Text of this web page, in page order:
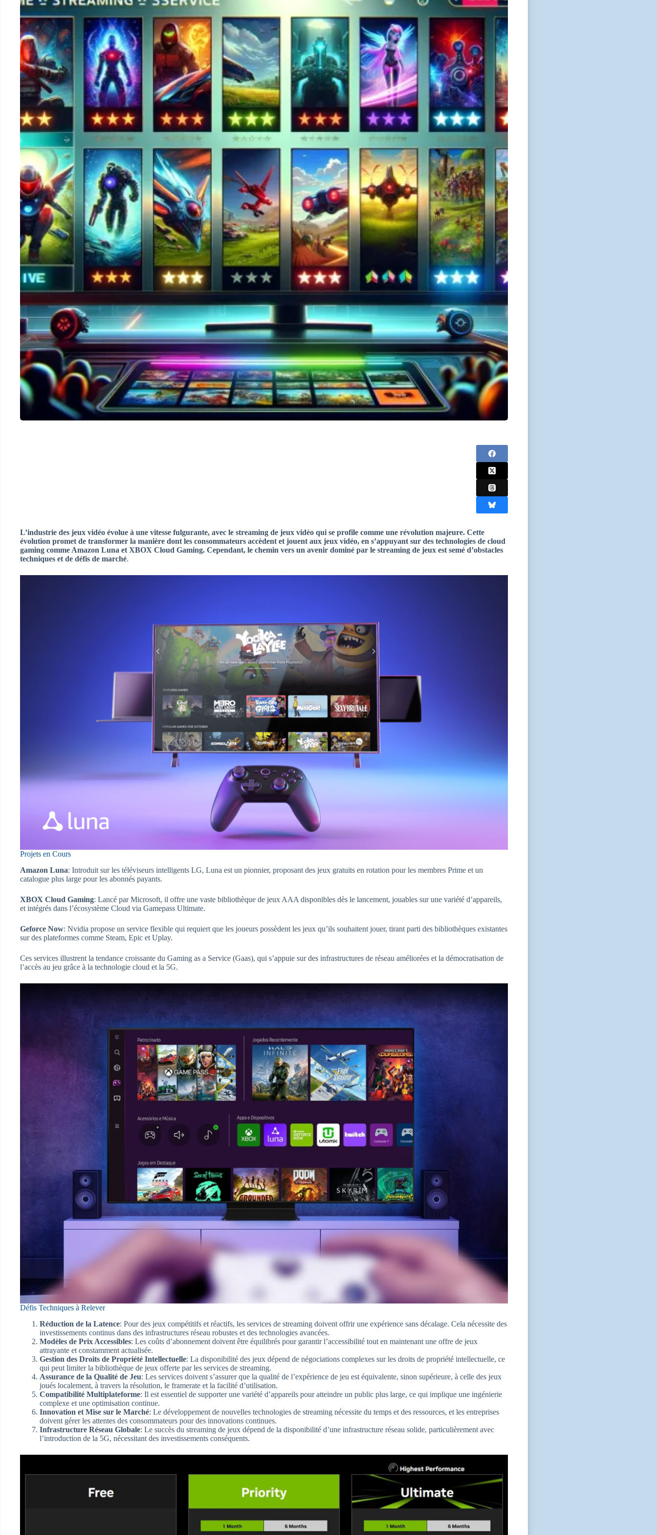
L’industrie des jeux vidéo évolue à une vitesse fulgurante, avec le streaming de jeux vidéo qui se profile comme une révolution majeure. Cette
évolution promet de transformer la manière dont les consommateurs accèdent et jouent aux jeux vidéo, en s’appuyant sur des technologies de cloud
gaming comme Amazon Luna et XBOX Cloud Gaming. Cependant, le chemin vers un avenir dominé par le streaming de jeux est semé d’obstacles
techniques et de défis de marché.
Projets en Cours
Amazon Luna: Introduit sur les téléviseurs intelligents LG, Luna est un pionnier, proposant des jeux gratuits en rotation pour les membres Prime et un
catalogue plus large pour les abonnés payants​.
XBOX Cloud Gaming: Lancé par Microsoft, il offre une vaste bibliothèque de jeux AAA disponibles dès le lancement, jouables sur une variété d’appareils,
et intégrés dans l’écosystème Cloud via Gamepass Ultimate​​.
Geforce Now: Nvidia propose un service flexible qui requiert que les joueurs possèdent les jeux qu’ils souhaitent jouer, tirant parti des bibliothèques existantes
sur des plateformes comme Steam, Epic et Uplay​​.
Ces services illustrent la tendance croissante du Gaming as a Service (Gaas), qui s’appuie sur des infrastructures de réseau améliorées et la démocratisation de
l’accès au jeu grâce à la technologie cloud et la 5G​​.
Défis Techniques à Relever
Réduction de la Latence: Pour des jeux compétitifs et réactifs, les services de streaming doivent offrir une expérience sans décalage. Cela nécessite des
investissements continus dans des infrastructures réseau robustes et des technologies avancées.
Modèles de Prix Accessibles: Les coûts d’abonnement doivent être équilibrés pour garantir l’accessibilité tout en maintenant une offre de jeux
attrayante et constamment actualisée.
Gestion des Droits de Propriété Intellectuelle: La disponibilité des jeux dépend de négociations complexes sur les droits de propriété intellectuelle, ce
qui peut limiter la bibliothèque de jeux offerte par les services de streaming.
Assurance de la Qualité de Jeu: Les services doivent s’assurer que la qualité de l’expérience de jeu est équivalente, sinon supérieure, à celle des jeux
joués localement, à travers la résolution, le framerate et la facilité d’utilisation.
Compatibilité Multiplateforme: Il est essentiel de supporter une variété d’appareils pour atteindre un public plus large, ce qui implique une ingénierie
complexe et une optimisation continue.
Innovation et Mise sur le Marché: Le développement de nouvelles technologies de streaming nécessite du temps et des ressources, et les entreprises
doivent gérer les attentes des consommateurs pour des innovations continues.
Infrastructure Réseau Globale: Le succès du streaming de jeux dépend de la disponibilité d’une infrastructure réseau solide, particulièrement avec
l’introduction de la 5G, nécessitant des investissements conséquents.